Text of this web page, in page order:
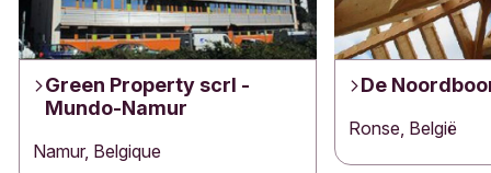
Green Property scrl -
Mundo-Namur
Namur, Belgique
De
Ronse, België